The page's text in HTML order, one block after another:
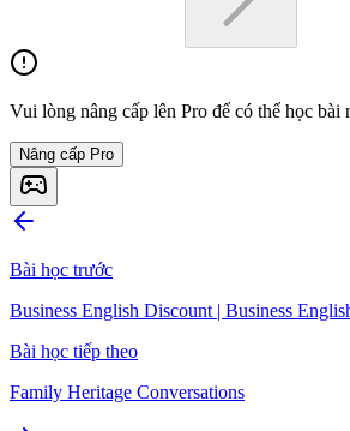
Vui lòng nâng cấp lên Pro để có thể học bài
Nâng cấp Pro
Bài học trước
Business English Discount | Business
Bài học tiếp theo
Family Heritage Conversations